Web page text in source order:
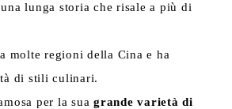
lunga storia che risale a più di
molte regioni della Cina e ha
di stili culinari.
per la suagrande varietà di